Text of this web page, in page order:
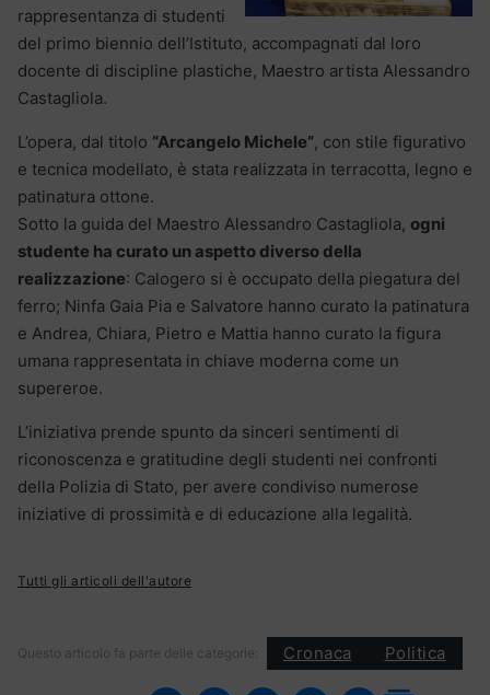
rappresentanza di studenti
del primo biennio dell’Istituto, accompagnati dal loro
docente di discipline plastiche, Maestro artista Alessandro
Castagliola.
L’opera, dal titolo “Arcangelo Michele”, con stile figurativo
e tecnica modellato, è stata realizzata in terracotta, legno e
patinatura ottone.
Sotto la guida del Maestro Alessandro Castagliola, ogni
studente ha curato un aspetto diverso della
realizzazione: Calogero si è occupato della piegatura del
ferro; Ninfa Gaia Pia e Salvatore hanno curato la patinatura
e Andrea, Chiara, Pietro e Mattia hanno curato la figura
umana rappresentata in chiave moderna come un
supereroe.
L’iniziativa prende spunto da sinceri sentimenti di
riconoscenza e gratitudine degli studenti nei confronti
della Polizia di Stato, per avere condiviso numerose
iniziative di prossimità e di educazione alla legalità.
Tutti gli articoli dell'autore
Questo articolo fa parte delle categorie: Cronaca Politica